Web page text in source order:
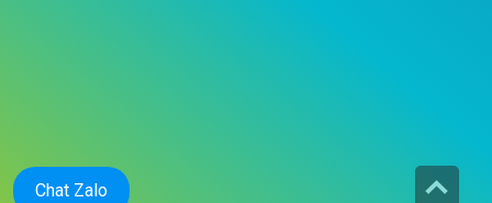
Chat Zalo